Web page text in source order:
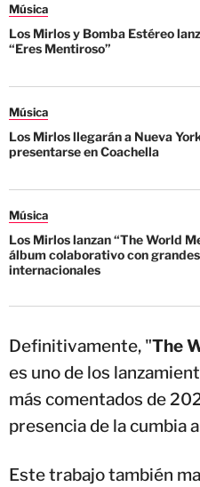
Música
Los Mirlos y Bomba Estéreo
“Eres Mentiroso”
Música
Los Mirlos llegarán a Nueva
presentarse en Coachella
Música
Los Mirlos lanzan “The World
álbum colaborativo con
internacionales
Definitivamente, "The
es uno de los
más comentados de
presencia de la cumbia
Este trabajo también